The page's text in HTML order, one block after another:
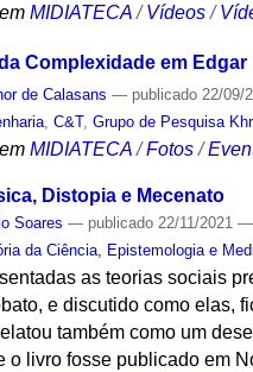
MIDIATECA /Vídeos /
Complexidade em
de Calasans — publicado 22/09/
,C&T,Grupo de Pesquisa
MIDIATECA /Fotos /
Distopia e Mecenato
Soares — publicado 22/11/2021—
da Ciência, Epistemologia e
as teorias sociais
e discutido como elas,
também como um
o livro fosse publicado em